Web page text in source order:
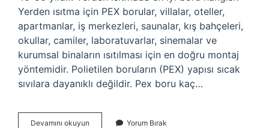
Yerden ısıtma için PEX borular, villalar, oteller,
apartmanlar, iş merkezleri, saunalar, kış bahçeleri,
okullar, camiler, laboratuvarlar, sinemalar ve
kurumsal binaların ısıtılması için en doğru montaj
yöntemidir. Polietilen boruların (PEX) yapısı sıcak
sıvılara dayanıklı değildir. Pex boru kaç…
Devamını okuyun Yorum Bırak